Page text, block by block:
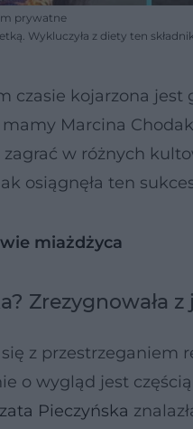
prywatne
Wykluczyła z diety ten
czasie kojarzona jest
Marcina
zagrać w różnych
osiągnęła ten
miażdżyca
Zrezygnowała
z przestrzeganiem
o wygląd jest
Pieczyńska